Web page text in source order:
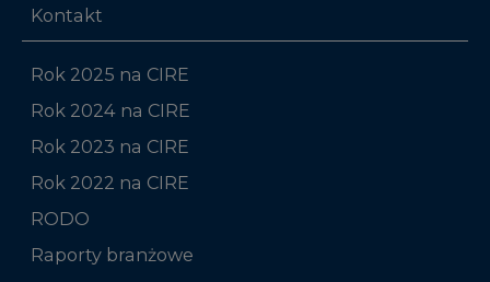
Kontakt
Rok 2025 na CIRE
Rok 2024 na CIRE
Rok 2023 na CIRE
Rok 2022 na CIRE
RODO
Raporty branżowe